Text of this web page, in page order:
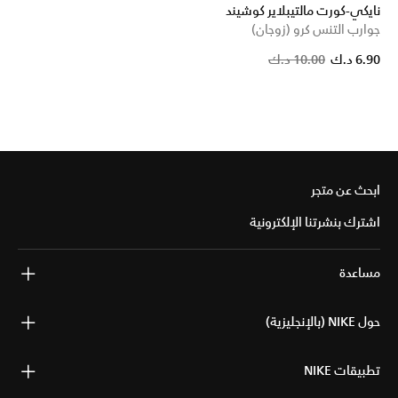
نايكي-كورت مالتيبلاير كوشيند
جوارب التنس كرو (زوجان)
10.00 د.ك 6.90 د.ك
ابحث عن متجر
اشترك بنشرتنا الإلكترونية
مساعدة
حول NIKE (بالإنجليزية)
تطبيقات NIKE